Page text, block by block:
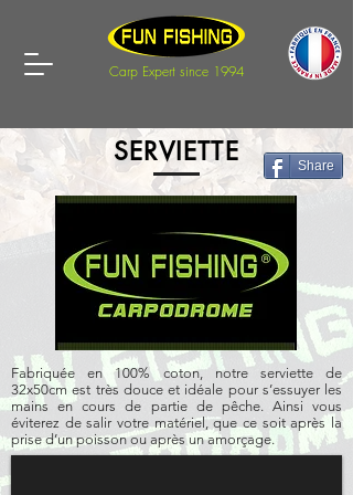
Carp Expert since 1994
SERVIETTE Share
Fabriquée en 100% coton, notre serviette de
32x50cm est très douce et idéale pour s’essuyer les
mains en cours de partie de pêche. Ainsi vous
éviterez de salir votre matériel, que ce soit après la
prise d’un poisson ou après un amorçage.